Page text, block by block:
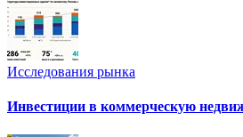
Исследования рынка
Инвестиции в коммерческую